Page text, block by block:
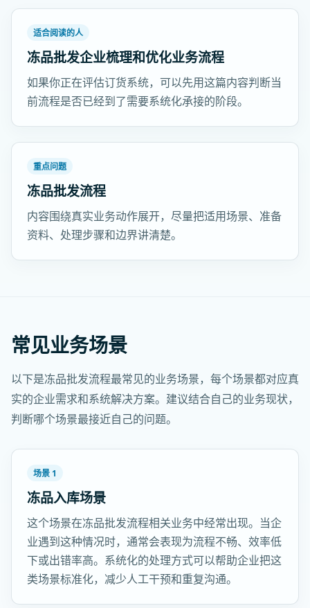
适合阅读的人
冻品批发企业梳理和优化业务流程
如果你正在评估订货系统，可以先用这篇内容判断当
前流程是否已经到了需要系统化承接的阶段。
重点问题
冻品批发流程
内容围绕真实业务动作展开，尽量把适用场景、准备
资料、处理步骤和边界讲清楚。
常见业务场景
以下是冻品批发流程最常见的业务场景，每个场景都对应真
实的企业需求和系统解决方案。建议结合自己的业务现状，
判断哪个场景最接近自己的问题。
场景 1
冻品入库场景
这个场景在冻品批发流程相关业务中经常出现。当企
业遇到这种情况时，通常会表现为流程不畅、效率低
下或出错率高。系统化的处理方式可以帮助企业把这
类场景标准化，减少人工干预和重复沟通。